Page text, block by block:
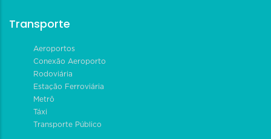
Transporte
Aeroportos
Conexão Aeroporto
Rodoviária
Estação Ferroviária
Metrô
Táxi
Transporte Público